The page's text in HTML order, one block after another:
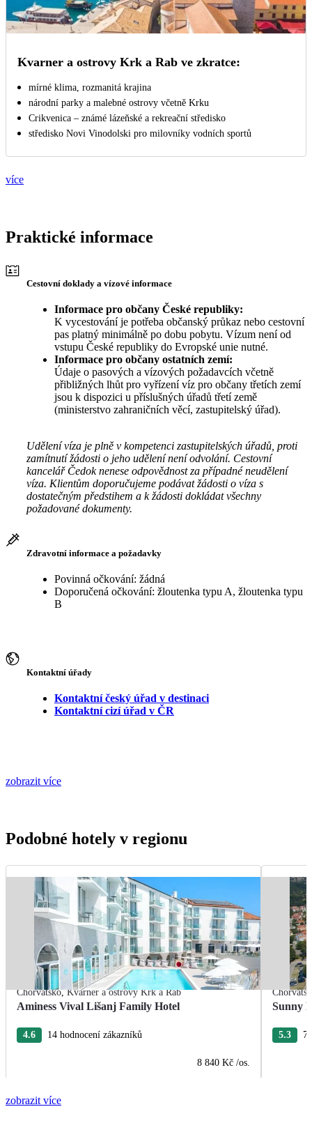
Kvarner a ostrovy Krk a Rab ve zkratce:
mírné klima, rozmanitá krajina
národní parky a malebné ostrovy včetně Krku
Crikvenica – známé lázeňské a rekreační středisko
středisko Novi Vinodolski pro milovníky vodních sportů
více
Praktické informace
Cestovní doklady a vízové informace
Informace pro občany České republiky:
K vycestování je potřeba občanský průkaz nebo cestovní
pas platný minimálně po dobu pobytu. Vízum není od
vstupu České republiky do Evropské unie nutné.
Informace pro občany ostatních zemí:
Údaje o pasových a vízových požadavcích včetně
přibližných lhůt pro vyřízení víz pro občany třetích zemí
jsou k dispozici u příslušných úřadů třetí země
(ministerstvo zahraničních věcí, zastupitelský úřad).
Udělení víza je plně v kompetenci zastupitelských úřadů, proti
zamítnutí žádosti o jeho udělení není odvolání. Cestovní
kancelář Čedok nenese odpovědnost za případné neudělení
víza. Klientům doporučujeme podávat žádosti o víza s
dostatečným předstihem a k žádosti dokládat všechny
požadované dokumenty.
Zdravotní informace a požadavky
Povinná očkování: žádná
Doporučená očkování: žloutenka typu A, žloutenka typu
B
Kontaktní úřady
Kontaktní český úřad v destinaci
Kontaktní cizí úřad v ČR
zobrazit více
Podobné hotely v regionu
Chorvatsko,Kvarner a ostrovy Krk a Rab
Aminess Vival Lišanj Family Hotel
4.6 14 hodnocení zákazníků
8 840 Kč /os.
Sunny
5.3
zobrazit více